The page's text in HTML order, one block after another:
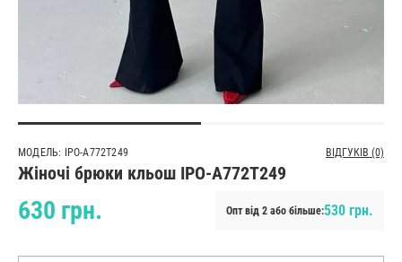
МОДЕЛЬ: IPO-A772T249 ВІДГУКІВ (0)
Жіночі брюки кльош IPO-A772T249
630 грн. Опт від 2 або більше:530 грн.